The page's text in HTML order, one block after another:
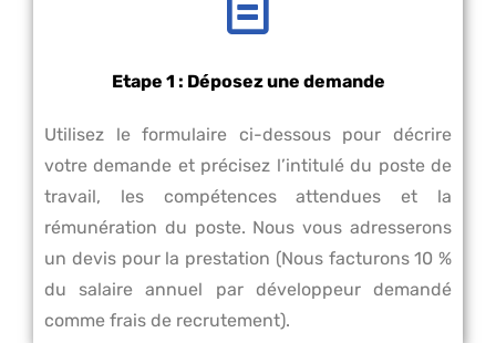
Etape 1 : Déposez une demande​
Utilisez le formulaire ci-dessous pour décrire
votre demande et précisez l’intitulé du poste de
travail, les compétences attendues et la
rémunération du poste. Nous vous adresserons
un devis pour la prestation (Nous facturons 10 %
du salaire annuel par développeur demandé
comme frais de recrutement).